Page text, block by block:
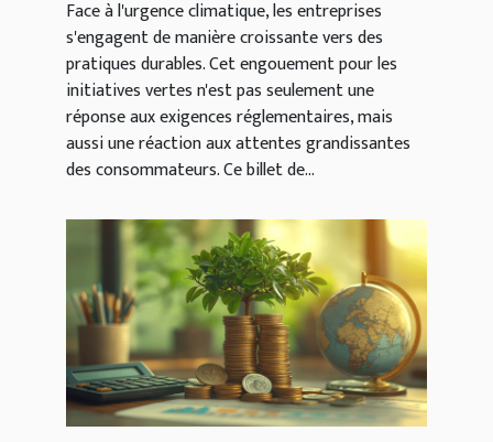
Face à l'urgence climatique, les entreprises
s'engagent de manière croissante vers des
pratiques durables. Cet engouement pour les
initiatives vertes n'est pas seulement une
réponse aux exigences réglementaires, mais
aussi une réaction aux attentes grandissantes
des consommateurs. Ce billet de...